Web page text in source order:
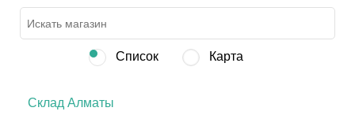
Список Карта
Склад Алматы